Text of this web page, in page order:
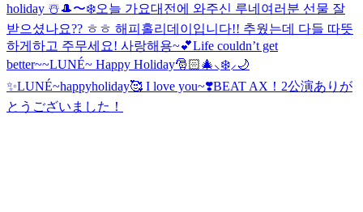
holiday ☃️🎩〜❄️오늘 가요대전에 와주신 루네여러분 선물 잘
받으셨나요?? ㅎㅎ 해피홀리데이입니다!! 추웠는데 다들 따뜻
하게하고 주무세요! 사랑해용~💕Life couldn’t get
better~~LUNÉ~ Happy Holiday🎅🏻🎄⸜❄️⸝🌙
✨LUNÉ~happyholiday🥰 I love you~❣️BEAT AX！2公演ありが
とうございました！